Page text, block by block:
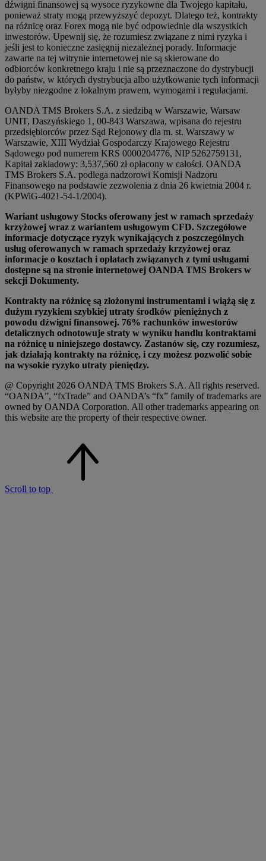
dźwigni finansowej są wysoce ryzykowne dla Twojego kapitału,
ponieważ straty mogą przewyższyć depozyt. Dlatego też, kontrakty
na różnicę oraz Forex mogą nie być odpowiednie dla wszystkich
inwestorów. Upewnij się, że rozumiesz związane z nimi ryzyka i
jeśli jest to konieczne zasięgnij niezależnej porady. Informacje
zawarte na tej witrynie internetowej nie są skierowane do
odbiorców konkretnego kraju i nie są przeznaczone do dystrybucji
do państw, w których dystrybucja albo użytkowanie tych informacji
byłyby niezgodne z lokalnym prawem, wymogami i regulacjami.
OANDA TMS Brokers S.A. z siedzibą w Warszawie, Warsaw
UNIT, Daszyńskiego 1, 00-843 Warszawa, wpisana do rejestru
przedsiębiorców przez Sąd Rejonowy dla m. st. Warszawy w
Warszawie, XIII Wydział Gospodarczy Krajowego Rejestru
Sądowego pod numerem KRS 0000204776, NIP 5262759131,
Kapitał zakładowy: 3,537,560 zł opłacony w całości. OANDA
TMS Brokers S.A. podlega nadzorowi Komisji Nadzoru
Finansowego na podstawie zezwolenia z dnia 26 kwietnia 2004 r.
(KPWiG-4021-54-1/2004).
Wariant usługowy Stocks oferowany jest w ramach sprzedaży
krzyżowej wraz z wariantem usługowym CFD. Szczegółowe
informacje dotyczące ryzyk wynikających z poszczególnych
usług oferowanych w ramach sprzedaży krzyżowej oraz
informacje o kosztach i opłatach związanych z tymi usługami
dostępne są na stronie internetowej OANDA TMS Brokers w
sekcji Dokumenty.
Kontrakty na różnicę są złożonymi instrumentami i wiążą się z
dużym ryzykiem szybkiej utraty środków pieniężnych z
powodu dźwigni finansowej. 76% rachunków inwestorów
detalicznych odnotowuje straty w wyniku handlu kontraktami
na różnicę u niniejszego dostawcy. Zastanów się, czy rozumiesz,
jak działają kontrakty na różnicę, i czy możesz pozwolić sobie
na wysokie ryzyko utraty pieniędzy.
@ Copyright 2026 OANDA TMS Brokers S.A. All rights reserved.
“OANDA”, “fxTrade” and OANDA’s “fx” family of trademarks are
owned by OANDA Corporation. All other trademarks appearing on
this website are the property of their respective owner.
Scroll to top